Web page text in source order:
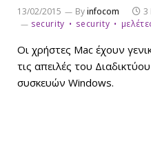
13/02/2015 Byinfocom
3
security
security
Οι χρήστες Mac έχουν
τις απειλές του
συσκευών Windows.